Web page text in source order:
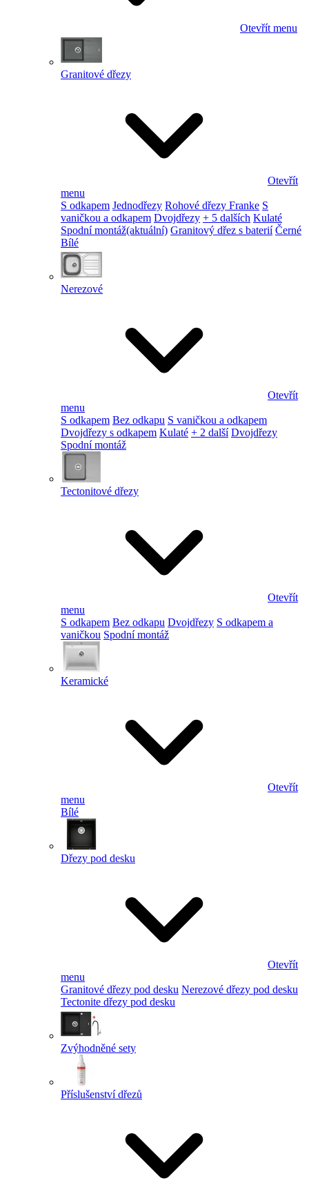
Otevřít menu
Granitové dřezy
Otevřít
menu
S odkapem Jednodřezy Rohové dřezy Franke S
vaničkou a odkapem Dvojdřezy + 5 dalších Kulaté
Spodní montáž(aktuální) Granitový dřez s baterií Černé
Bílé
Nerezové
Otevřít
menu
S odkapem Bez odkapu S vaničkou a odkapem
Dvojdřezy s odkapem Kulaté + 2 další Dvojdřezy
Spodní montáž
Tectonitové dřezy
Otevřít
menu
S odkapem Bez odkapu Dvojdřezy S odkapem a
vaničkou Spodní montáž
Keramické
Otevřít
menu
Bílé
Dřezy pod desku
Otevřít
menu
Granitové dřezy pod desku Nerezové dřezy pod desku
Tectonite dřezy pod desku
Zvýhodněné sety
Příslušenství dřezů